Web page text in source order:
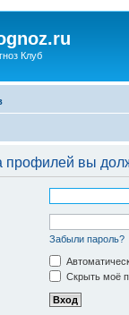
Клуб
профилей вы
Забыли пароль?
Скрыть моё